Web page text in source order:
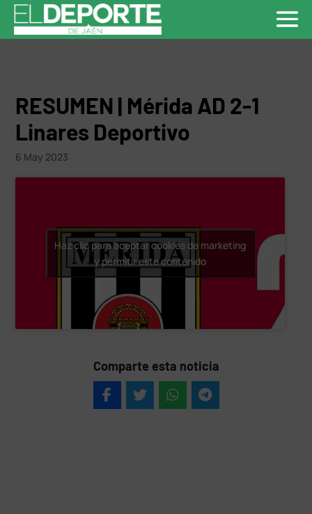
RESUMEN | Mérida AD 2-1
Linares Deportivo
6 May 2023
Haz clic para aceptar cookies de marketing
y permitir este contenido
Comparte esta noticia